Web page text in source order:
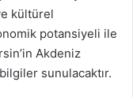
kültürel
potansiyeli ile
Akdeniz
sunulacaktır.